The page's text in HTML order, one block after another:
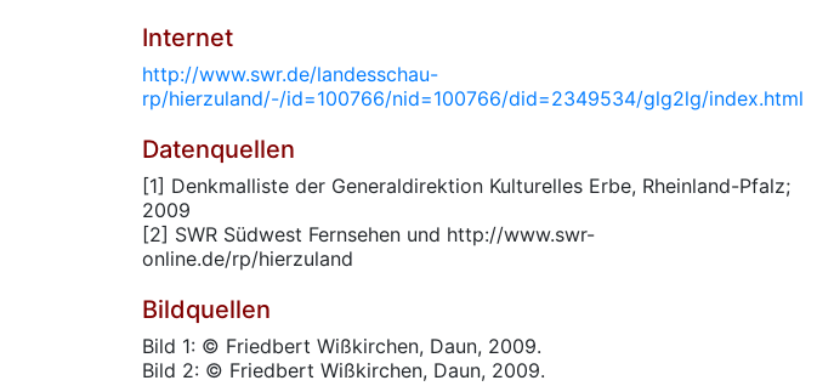
Internet
http://www.swr.de/landesschau-
rp/hierzuland/-/id=100766/nid=100766/did=2349534/glg2lg/index.html
Datenquellen
[1] Denkmalliste der Generaldirektion Kulturelles Erbe, Rheinland-Pfalz;
2009
[2] SWR Südwest Fernsehen und http://www.swr-
online.de/rp/hierzuland
Bildquellen
Bild 1: © Friedbert Wißkirchen, Daun, 2009.
Bild 2: © Friedbert Wißkirchen, Daun, 2009.